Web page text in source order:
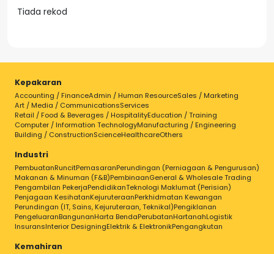
Tiada rekod
Kepakaran
Accounting / FinanceAdmin / Human ResourceSales / Marketing
Art / Media / CommunicationsServices
Retail / Food & Beverages / HospitalityEducation / Training
Computer / Information TechnologyManufacturing / Engineering
Building / ConstructionScienceHealthcareOthers
Industri
PembuatanRuncitPemasaranPerundingan (Perniagaan & Pengurusan)
Makanan & Minuman (F&B)PembinaanGeneral & Wholesale Trading
Pengambilan PekerjaPendidikanTeknologi Maklumat (Perisian)
Penjagaan KesihatanKejuruteraanPerkhidmatan Kewangan
Perundingan (IT, Sains, Kejuruteraan, Teknikal)Pengiklanan
PengeluaranBangunanHarta BendaPerubatanHartanahLogistik
InsuransInterior DesigningElektrik & ElektronikPengangkutan
Kemahiran